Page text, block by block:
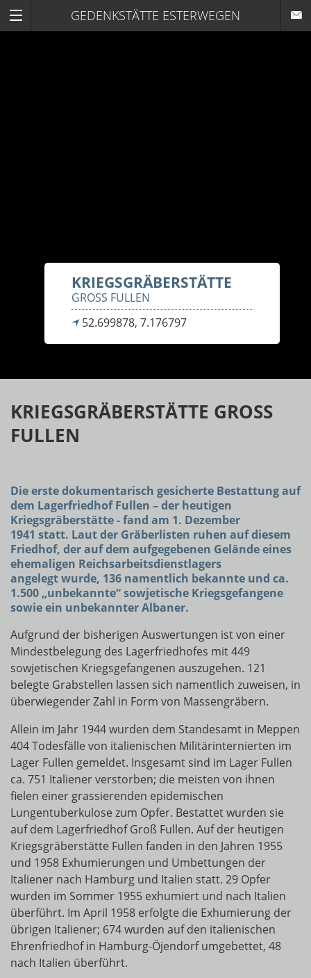
GEDENKSTÄTTE ESTERWEGEN
KRIEGSGRÄBERSTÄTTE
GROSS FULLEN
52.699878, 7.176797
KRIEGSGRÄBERSTÄTTE GROSS
FULLEN
Die erste dokumentarisch gesicherte Bestattung auf
dem Lagerfriedhof Fullen – der heutigen
Kriegsgräberstätte - fand am 1. Dezember
1941 statt. Laut der Gräberlisten ruhen auf diesem
Friedhof, der auf dem aufgegebenen Gelände eines
ehemaligen Reichsarbeitsdienstlagers
angelegt wurde, 136 namentlich bekannte und ca.
1.500 „unbekannte“ sowjetische Kriegsgefangene
sowie ein unbekannter Albaner.
Aufgrund der bisherigen Auswertungen ist von einer
Mindestbelegung des Lagerfriedhofes mit 449
sowjetischen Kriegsgefangenen auszugehen. 121
belegte Grabstellen lassen sich namentlich zuweisen, in
überwiegender Zahl in Form von Massengräbern.
Allein im Jahr 1944 wurden dem Standesamt in Meppen
404 Todesfälle von italienischen Militärinternierten im
Lager Fullen gemeldet. Insgesamt sind im Lager Fullen
ca. 751 Italiener verstorben; die meisten von ihnen
fielen einer grassierenden epidemischen
Lungentuberkulose zum Opfer. Bestattet wurden sie
auf dem Lagerfriedhof Groß Fullen. Auf der heutigen
Kriegsgräberstätte Fullen fanden in den Jahren 1955
und 1958 Exhumierungen und Umbettungen der
Italiener nach Hamburg und Italien statt. 29 Opfer
wurden im Sommer 1955 exhumiert und nach Italien
überführt. Im April 1958 erfolgte die Exhumierung der
übrigen Italiener; 674 wurden auf den italienischen
Ehrenfriedhof in Hamburg-Öjendorf umgebettet, 48
nach Italien überführt.